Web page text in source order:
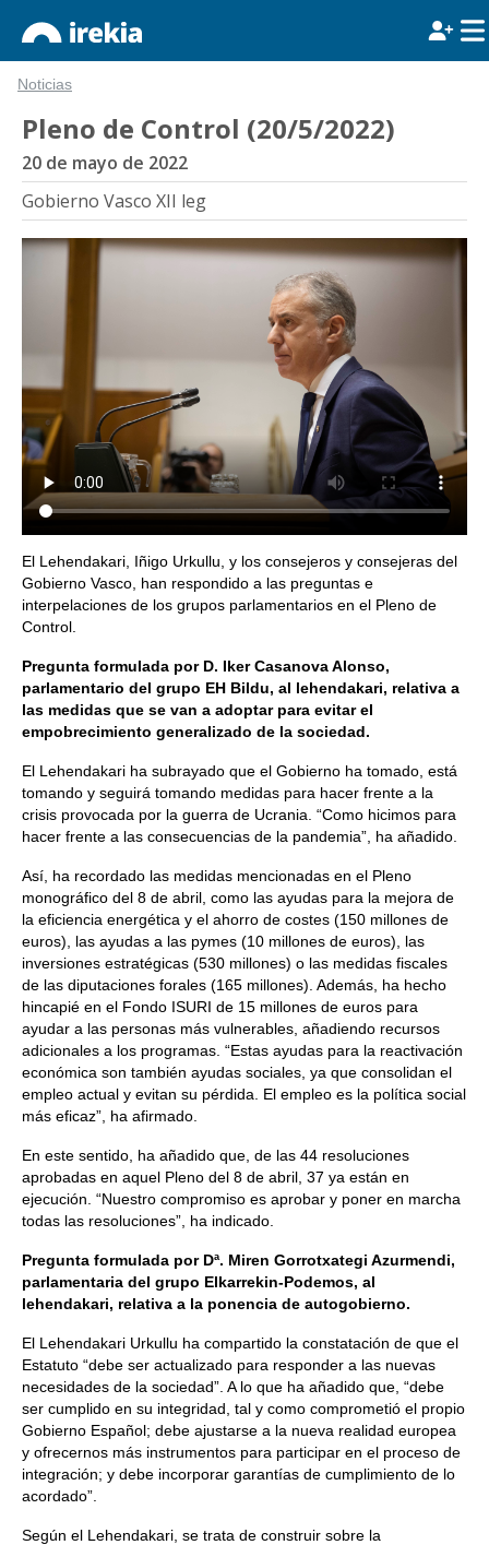
Noticias
Pleno de Control (20/5/2022)
20 de mayo de 2022
Gobierno Vasco XII leg
El Lehendakari, Iñigo Urkullu, y los consejeros y consejeras del
Gobierno Vasco, han respondido a las preguntas e
interpelaciones de los grupos parlamentarios en el Pleno de
Control.
Pregunta formulada por D. Iker Casanova Alonso,
parlamentario del grupo EH Bildu, al lehendakari, relativa a
las medidas que se van a adoptar para evitar el
empobrecimiento generalizado de la sociedad.
El Lehendakari ha subrayado que el Gobierno ha tomado, está
tomando y seguirá tomando medidas para hacer frente a la
crisis provocada por la guerra de Ucrania. “Como hicimos para
hacer frente a las consecuencias de la pandemia”, ha añadido.
Así, ha recordado las medidas mencionadas en el Pleno
monográfico del 8 de abril, como las ayudas para la mejora de
la eficiencia energética y el ahorro de costes (150 millones de
euros), las ayudas a las pymes (10 millones de euros), las
inversiones estratégicas (530 millones) o las medidas fiscales
de las diputaciones forales (165 millones). Además, ha hecho
hincapié en el Fondo ISURI de 15 millones de euros para
ayudar a las personas más vulnerables, añadiendo recursos
adicionales a los programas. “Estas ayudas para la reactivación
económica son también ayudas sociales, ya que consolidan el
empleo actual y evitan su pérdida. El empleo es la política social
más eficaz”, ha afirmado.
En este sentido, ha añadido que, de las 44 resoluciones
aprobadas en aquel Pleno del 8 de abril, 37 ya están en
ejecución. “Nuestro compromiso es aprobar y poner en marcha
todas las resoluciones”, ha indicado.
Pregunta formulada por Dª. Miren Gorrotxategi Azurmendi,
parlamentaria del grupo Elkarrekin-Podemos, al
lehendakari, relativa a la ponencia de autogobierno.
El Lehendakari Urkullu ha compartido la constatación de que el
Estatuto “debe ser actualizado para responder a las nuevas
necesidades de la sociedad”. A lo que ha añadido que, “debe
ser cumplido en su integridad, tal y como comprometió el propio
Gobierno Español; debe ajustarse a la nueva realidad europea
y ofrecernos más instrumentos para participar en el proceso de
integración; y debe incorporar garantías de cumplimiento de lo
acordado”.
Según el Lehendakari, se trata de construir sobre la